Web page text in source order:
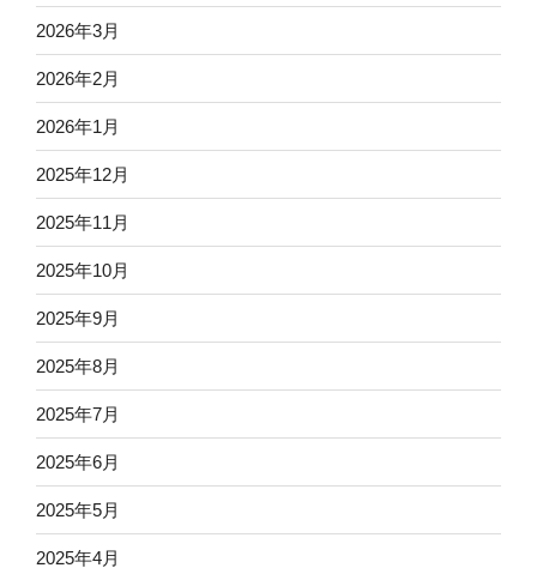
2026年3月
2026年2月
2026年1月
2025年12月
2025年11月
2025年10月
2025年9月
2025年8月
2025年7月
2025年6月
2025年5月
2025年4月